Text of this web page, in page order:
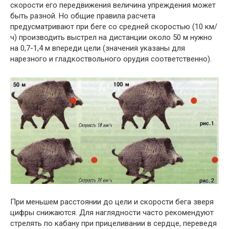
скорости его передвижения величина упреждения может
быть разной. Но общие правила расчета
предусматривают при беге со средней скоростью (10 км/
ч) производить выстрел на дистанции около 50 м нужно
на 0,7-1,4 м впереди цели (значения указаны для
нарезного и гладкоствольного орудия соответственно).
При меньшем расстоянии до цели и скорости бега зверя
цифры снижаются. Для наглядности часто рекомендуют
стрелять по кабану при прицеливании в сердце, переведя